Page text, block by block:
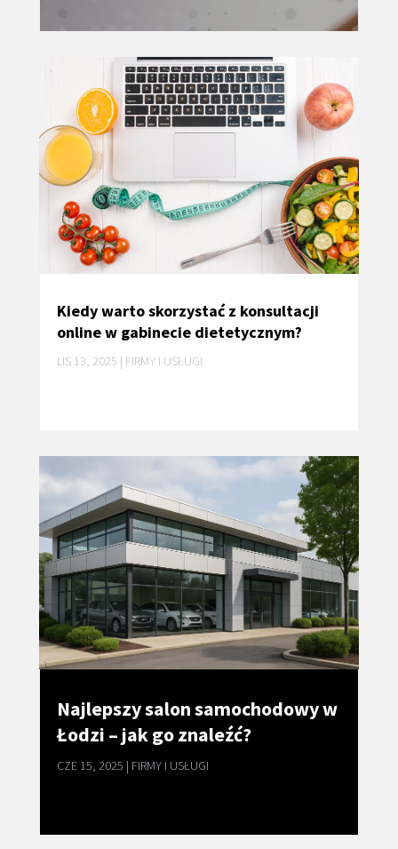
Kiedy warto skorzystać z konsultacji
online w gabinecie dietetycznym?
LIS 13, 2025 | FIRMY I USŁUGI
Najlepszy salon samochodowy w
Łodzi – jak go znaleźć?
CZE 15, 2025 | FIRMY I USŁUGI